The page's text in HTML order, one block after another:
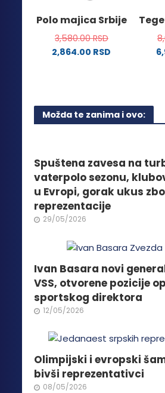
stranici
proizvoda.
Polo majica Srbije
3,580.00RSD
2,864.00 RSD
više
varijanti.
biti
izabrane
na
stranici
proizvoda.
Možda te zanima i ovo:
Spuštena zavesa na
vaterpolo sezonu,
u Evropi, gorak ukus
reprezentacije
29/05/2026
Ivan Basara novi
VSS, otvorene pozicije
sportskog direktora
12/05/2026
Olimpijski i evropski
bivši reprezentativci
08/05/2026